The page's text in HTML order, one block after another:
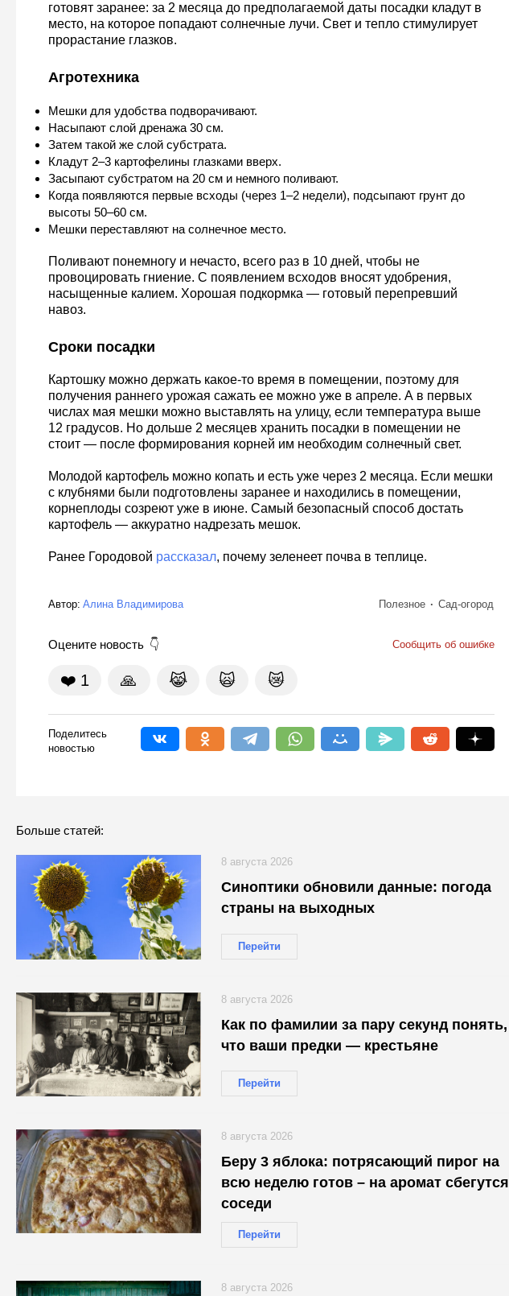
готовят заранее: за 2 месяца до предполагаемой даты посадки кладут в
место, на которое попадают солнечные лучи. Свет и тепло стимулирует
прорастание глазков.
Агротехника
Мешки для удобства подворачивают.
Насыпают слой дренажа 30 см.
Затем такой же слой субстрата.
Кладут 2–3 картофелины глазками вверх.
Засыпают субстратом на 20 см и немного поливают.
Когда появляются первые всходы (через 1–2 недели), подсыпают грунт до
высоты 50–60 см.
Мешки переставляют на солнечное место.
Поливают понемногу и нечасто, всего раз в 10 дней, чтобы не
провоцировать гниение. С появлением всходов вносят удобрения,
насыщенные калием. Хорошая подкормка — готовый перепревший
навоз.
Сроки посадки
Картошку можно держать какое-то время в помещении, поэтому для
получения раннего урожая сажать ее можно уже в апреле. А в первых
числах мая мешки можно выставлять на улицу, если температура выше
12 градусов. Но дольше 2 месяцев хранить посадки в помещении не
стоит — после формирования корней им необходим солнечный свет.
Молодой картофель можно копать и есть уже через 2 месяца. Если мешки
с клубнями были подготовлены заранее и находились в помещении,
корнеплоды созреют уже в июне. Самый безопасный способ достать
картофель — аккуратно надрезать мешок.
Ранее Городовой рассказал, почему зеленеет почва в теплице.
Автор: Алина Владимирова Полезное Сад-огород
Оцените новость Сообщить об ошибке
❤️ 1 🙏 😹 🙀 😿
Поделитесь
новостью
Больше статей:
Синоптики обновили данные: погода
страны на выходных
Перейти
8 августа 2026
Как по фамилии за пару секунд понять,
что ваши предки — крестьяне
Перейти
8 августа 2026
Беру 3 яблока: потрясающий пирог на
всю неделю готов – на аромат сбегутся
соседи
Перейти
8 августа 2026
8 августа 2026